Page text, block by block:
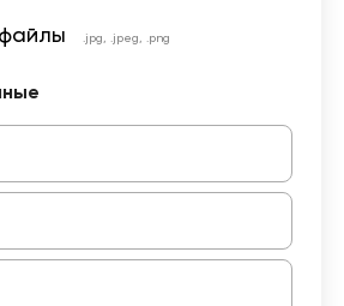
.jpg, .jpeg, .png